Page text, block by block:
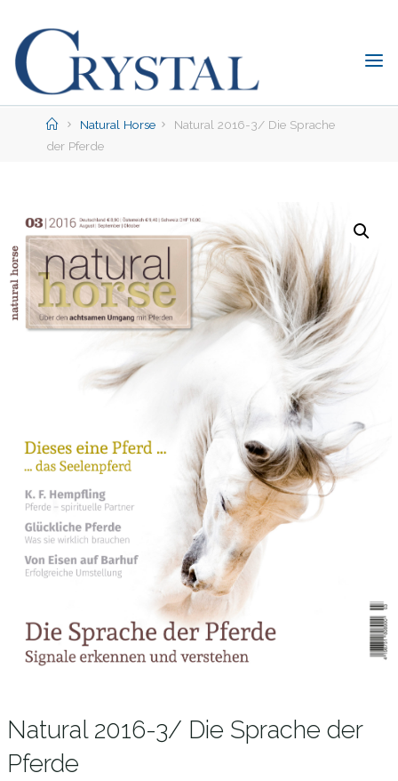
content
Crystal
Verlag
HomeNatural Horse
Natural 2016-3/ Die Sprache
der Pferde
Natural 2016-3/ Die Sprache der
Pferde